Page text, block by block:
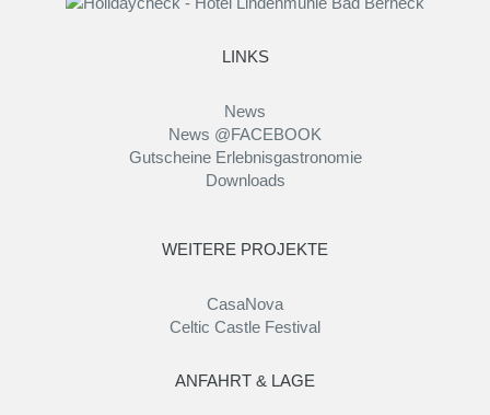
LINKS
News
News @FACEBOOK
Gutscheine Erlebnisgastronomie
Downloads
WEITERE PROJEKTE
CasaNova
Celtic Castle Festival
ANFAHRT & LAGE